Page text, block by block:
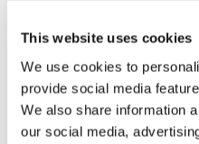
This website uses cookies
We use cookies to
provide social media
We also share information
our social media,
Faaborg:
sydfynske
Foto: Det Hvide Pakhus